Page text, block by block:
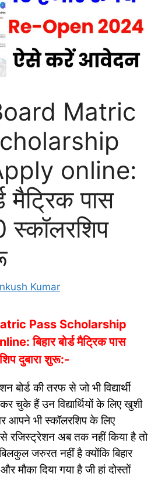
Matric
online:
मैट्रिक पास
Kumar
Pass Scholarship
बिहार बोर्ड मैट्रिक पास
दुबारा शुरू:-
बोर्ड की तरफ से जो भी विद्यार्थी
कर चुके हैं उन विद्यार्थियों के लिए खुशी
आपने भी स्कॉलरशिप के लिए
रजिस्ट्रेशन अब तक नहीं किया है तो
जरुरत नहीं है क्योंकि बिहार
मौका दिया गया है जी हां दोस्तों